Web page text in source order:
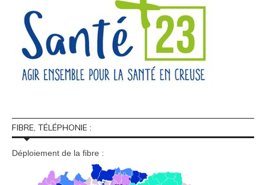
FIBRE, TÉLÉPHONIE :
Déploiement de la fibre :